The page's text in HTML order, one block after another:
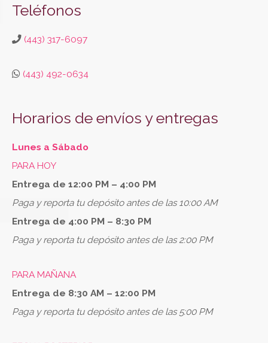
Teléfonos
(443) 317-6097
(443) 492-0634
Horarios de envíos y entregas
Lunes a Sábado
PARA HOY
Entrega de 12:00 PM – 4:00 PM
Paga y reporta tu depósito antes de las 10:00 AM
Entrega de 4:00 PM – 8:30 PM
Paga y reporta tu depósito antes de las 2:00 PM
PARA MAÑANA
Entrega de 8:30 AM – 12:00 PM
Paga y reporta tu depósito antes de las 5:00 PM